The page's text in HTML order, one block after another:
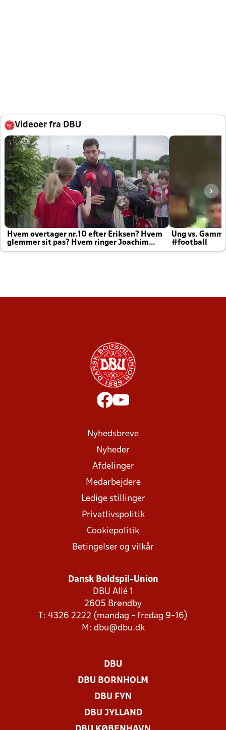
Videoer fra DBU
Hvem overtager nr.10 efter Eriksen? Hvem
glemmer sit pas? Hvem ringer Joachim
altid til efter kampe?
Ung vs.
#football
Nyhedsbreve
Nyheder
Afdelinger
Medarbejdere
Ledige stillinger
Privatlivspolitik
Cookiepolitik
Betingelser og vilkår
Dansk Boldspil-Union
DBU Allé 1
2605 Brøndby
T: 4326 2222 (mandag - fredag 9-16)
M: dbu@dbu.dk
DBU
DBU BORNHOLM
DBU FYN
DBU JYLLAND